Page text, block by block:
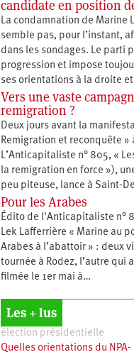
candidate en position
La condamnation de Marine
semble pas, pour l’instant,
dans les sondages. Le parti
progression et impose
ses orientations à la droite
Vers une vaste
remigration ?
Deux jours avant la
Remigration et reconquête »
L’Anticapitaliste n° 805, «
la remigration en force »),
peu piteuse, lance à Saint-
Pour les Arabes
Édito de l'Anticapitaliste n°
Lek Lafferrière « Marine au
Arabes à l’abattoir » : deux
tournée à Rodez, l’autre qui
filmée le 1er mai à…
Les + lus
élection présidentielle
Quelles orientations du NPA-